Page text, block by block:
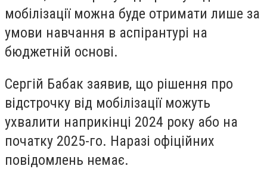
мобілізації можна буде отримати лише за
умови навчання в аспірантурі на
бюджетній основі.
Сергій Бабак заявив, що рішення про
відстрочку від мобілізації можуть
ухвалити наприкінці 2024 року або на
початку 2025-го. Наразі офіційних
повідомлень немає.